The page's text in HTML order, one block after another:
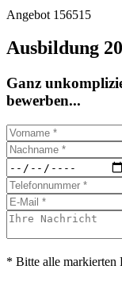
Angebot 156515
Ausbildung
Ganz
bewerben...
* Bitte alle markierten